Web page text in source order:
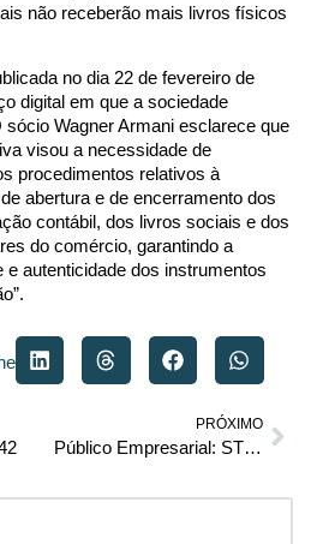
não receberão mais livros físicos
no dia 22 de fevereiro de
digital em que a sociedade
Wagner Armani esclarece que
visou a necessidade de
procedimentos relativos à
abertura e de encerramento dos
contábil, dos livros sociais e dos
do comércio, garantindo a
e autenticidade dos instrumentos
PRÓXIMO
Público Empresarial: STF conclui julgamento sobre disputa tributária em software